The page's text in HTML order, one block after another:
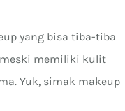
yang bisa tiba-tiba
meski memiliki kulit
Yuk, simak makeup